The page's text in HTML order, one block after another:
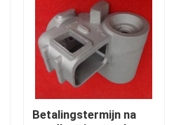
Betalingstermijn na